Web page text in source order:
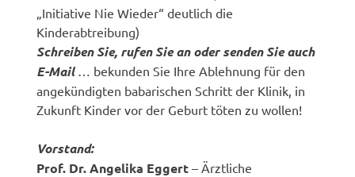
„Initiative Nie Wieder“ deutlich die
Kinderabtreibung)
Schreiben Sie, rufen Sie an oder senden Sie auch
E-Mail… bekunden Sie Ihre Ablehnung für den
angekündigten babarischen Schritt der Klinik, in
Zukunft Kinder vor der Geburt töten zu wollen!
Vorstand:
Prof. Dr. Angelika Eggert – Ärztliche